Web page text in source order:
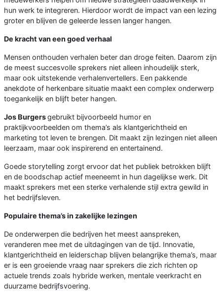
hun werk te integreren. Hierdoor wordt de impact van een lezing
groter en blijven de geleerde lessen langer hangen.
De kracht van een goed verhaal
Mensen onthouden verhalen beter dan droge feiten. Daarom zijn
de meest succesvolle sprekers niet alleen inhoudelijk sterk,
maar ook uitstekende verhalenvertellers. Een pakkende
anekdote of herkenbare situatie maakt een complex onderwerp
toegankelijk en blijft beter hangen.
Jos Burgersgebruikt bijvoorbeeld humor en
praktijkvoorbeelden om thema’s als klantgerichtheid en
marketing tot leven te brengen. Dit maakt zijn lezingen niet alleen
leerzaam, maar ook inspirerend en entertainend.
Goede storytelling zorgt ervoor dat het publiek betrokken blijft
en de boodschap actief meeneemt in hun dagelijkse werk. Dit
maakt sprekers met een sterke verhalende stijl extra gewild in
het bedrijfsleven.
Populaire thema’s in zakelijke lezingen
De onderwerpen die bedrijven het meest aanspreken,
veranderen mee met de uitdagingen van de tijd. Innovatie,
klantgerichtheid en leiderschap blijven belangrijke thema’s, maar
er is een groeiende vraag naar sprekers die zich richten op
actuele trends zoals hybride werken, mentale veerkracht en
duurzame bedrijfsvoering.